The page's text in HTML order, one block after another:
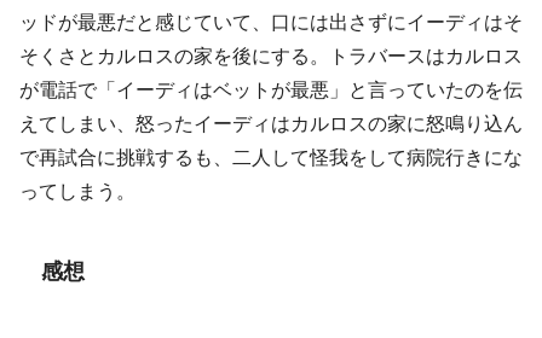
ッドが最悪だと感じていて、口には出さずにイーディはそ
そくさとカルロスの家を後にする。トラバースはカルロス
が電話で「イーディはベットが最悪」と言っていたのを伝
えてしまい、怒ったイーディはカルロスの家に怒鳴り込ん
で再試合に挑戦するも、二人して怪我をして病院行きにな
ってしまう。
感想